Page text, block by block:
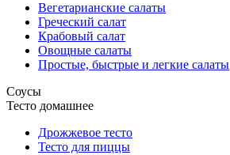
Вегетарианские салаты
Греческий салат
Крабовый салат
Овощные салаты
Простые, быстрые и легкие салаты
Соусы
Тесто домашнее
Дрожжевое тесто
Тесто для пиццы